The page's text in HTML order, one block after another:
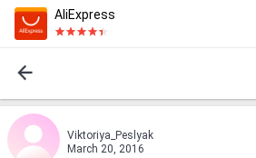
AliExpress
Viktoriya_Peslyak
March 20, 2016